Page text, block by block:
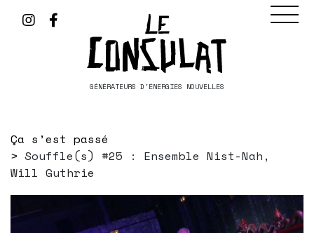
GÉNÉRATEURS D'ÉNERGIES NOUVELLES
Ça s’est passé
Souffle(s) #25 : Ensemble Nist-Nah,
Will Guthrie